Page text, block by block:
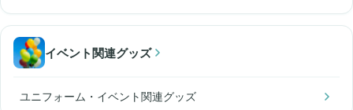
イベント関連グッズ
ユニフォーム・イベント関連グッズ